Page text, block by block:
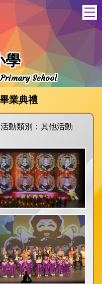
學
School
業典禮
活動類別：其他活動